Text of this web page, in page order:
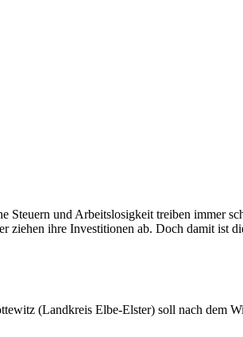
Steuern und Arbeitslosigkeit treiben immer
ziehen ihre Investitionen ab. Doch damit ist
(Landkreis Elbe-Elster) soll nach dem